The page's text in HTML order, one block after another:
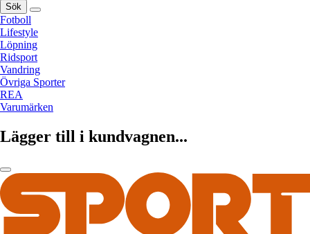
Sök
Fotboll
Lifestyle
Löpning
Ridsport
Vandring
Övriga Sporter
REA
Varumärken
Lägger till i kundvagnen...